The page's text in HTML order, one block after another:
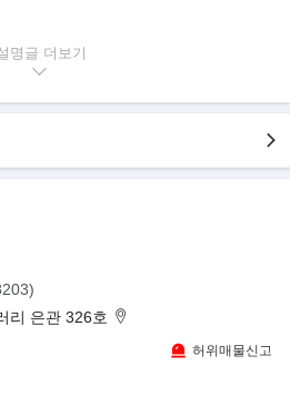
플래그십 세단
제가 직접 매입을 해온차량이며,
직접 고객님과 함께 합니다.
보장하며 조작은 절대 없으며 법적
문가와 1급 정비사가 완벽 점검
유무 및 키로수)
명글
리 은관 326호
허위매물신고